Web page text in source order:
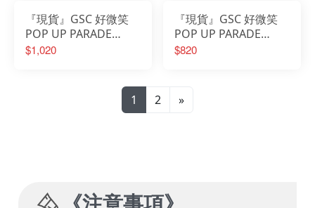
『現貨』GSC 好微笑
POP UP PARADE
hololive 1期生 赤井心
$1,020
『現貨』GSC 好微笑
POP UP PARADE
DARLING in the
$820
1 2 »